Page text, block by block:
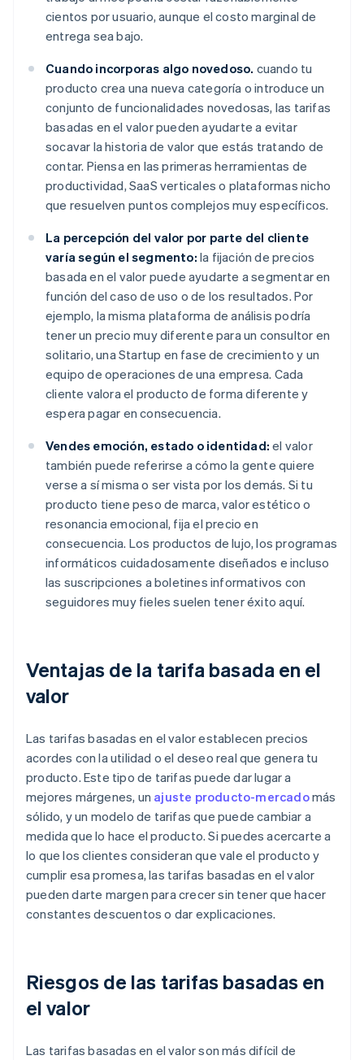
cientos por usuario, aunque el costo marginal de
entrega sea bajo.
Cuando incorporas algo novedoso. cuando tu
producto crea una nueva categoría o introduce un
conjunto de funcionalidades novedosas, las tarifas
basadas en el valor pueden ayudarte a evitar
socavar la historia de valor que estás tratando de
contar. Piensa en las primeras herramientas de
productividad, SaaS verticales o plataformas nicho
que resuelven puntos complejos muy específicos.
La percepción del valor por parte del cliente
varía según el segmento: la fijación de precios
basada en el valor puede ayudarte a segmentar en
función del caso de uso o de los resultados. Por
ejemplo, la misma plataforma de análisis podría
tener un precio muy diferente para un consultor en
solitario, una Startup en fase de crecimiento y un
equipo de operaciones de una empresa. Cada
cliente valora el producto de forma diferente y
espera pagar en consecuencia.
Vendes emoción, estado o identidad: el valor
también puede referirse a cómo la gente quiere
verse a sí misma o ser vista por los demás. Si tu
producto tiene peso de marca, valor estético o
resonancia emocional, fija el precio en
consecuencia. Los productos de lujo, los programas
informáticos cuidadosamente diseñados e incluso
las suscripciones a boletines informativos con
seguidores muy fieles suelen tener éxito aquí.
Ventajas de la tarifa basada en el
valor
Las tarifas basadas en el valor establecen precios
acordes con la utilidad o el deseo real que genera tu
producto. Este tipo de tarifas puede dar lugar a
mejores márgenes, un ajuste producto-mercadomás
sólido, y un modelo de tarifas que puede cambiar a
medida que lo hace el producto. Si puedes acercarte a
lo que los clientes consideran que vale el producto y
cumplir esa promesa, las tarifas basadas en el valor
pueden darte margen para crecer sin tener que hacer
constantes descuentos o dar explicaciones.
Riesgos de las tarifas basadas en
el valor
Las tarifas basadas en el valor son más difícil de